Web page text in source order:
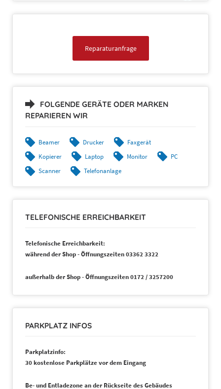
Reparaturanfrage
FOLGENDE GERÄTE ODER MARKEN
REPARIEREN WIR
Beamer Drucker
Faxgerät
Kopierer
Laptop Monitor
PC
Scanner
Telefonanlage
TELEFONISCHE ERREICHBARKEIT
Telefonische Erreichbarkeit:
während der Shop - Öffnungszeiten 03362 3322
außerhalb der Shop - Öffnungszeiten 0172 / 3257200
PARKPLATZ INFOS
Parkplatzinfo:
30 kostenlose Parkplätze vor dem Eingang
Be- und Entladezone an der Rückseite des Gebäudes